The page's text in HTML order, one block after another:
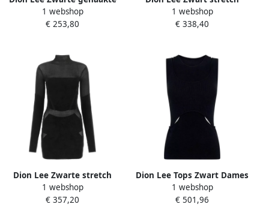
top Black Dames
1 webshop
€ 253,80
katoenen mini -jurk Zwart
Dames
1 webshop
€ 338,40
Dion Lee Zwarte stretch
viscose mix mini -jurk Zwart
Dames
1 webshop
€ 357,20
Dion Lee Tops Zwart Dames
1 webshop
€ 501,96